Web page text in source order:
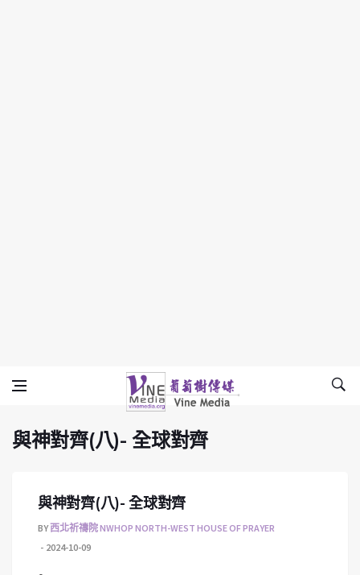
與神對齊(八)- 全球對齊
Vine Media
葡萄樹傳媒
與神對齊(八)- 全球對齊
與神對齊(八)- 全球對齊
BY西北祈禱院 NWHOP NORTH-WEST HOUSE OF PRAYER
2024-10-09